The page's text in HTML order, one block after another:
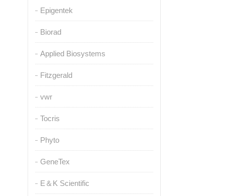
Epigentek
Biorad
Applied Biosystems
Fitzgerald
vwr
Tocris
Phyto
GeneTex
E＆K Scientific